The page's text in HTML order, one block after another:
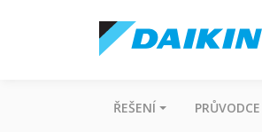
ŘEŠENÍ PRŮVODCE